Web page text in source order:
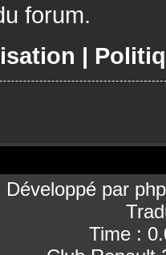
forum.
|
Développé par
Time :